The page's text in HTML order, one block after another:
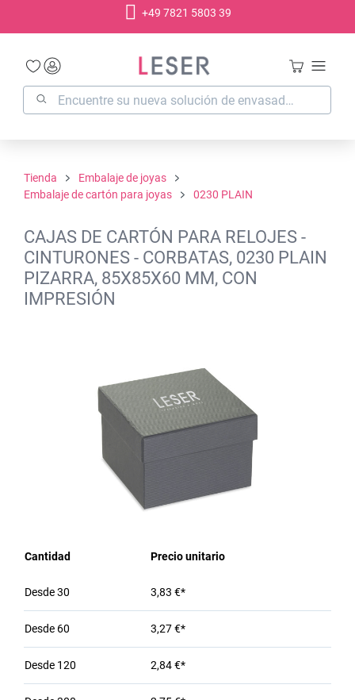
+49 7821 5803 39
Tienda
Embalaje de joyas
Embalaje de cartón para joyas
0230 PLAIN
CAJAS DE CARTÓN PARA RELOJES -
CINTURONES - CORBATAS, 0230 PLAIN
PIZARRA, 85X85X60 MM, CON
IMPRESIÓN
Cantidad Precio unitario
Desde30 3,83 €*
Desde 60 3,27 €*
Desde 120 2,84 €*